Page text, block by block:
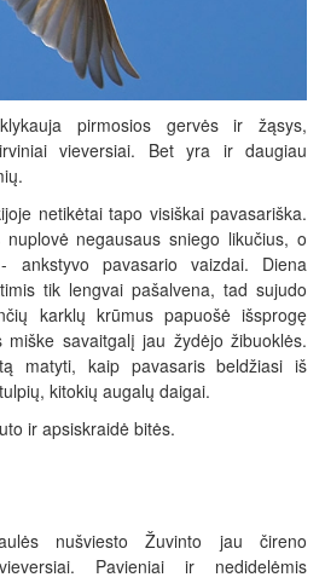
pirmosios gervės ir žąsys,
vieversiai. Bet yra ir daugiau
netikėtai tapo visiškai pavasariška.
negausaus sniego likučius, o
ankstyvo pavasario vaizdai. Diena
tik lengvai pašalvena, tad sujudo
karklų krūmus papuošė išsprogę
miške savaitgalį jau žydėjo žibuoklės.
matyti, kaip pavasaris beldžiasi iš
kitokių augalų daigai.
ir apsiskraidė bitės.
nušviesto Žuvinto jau čireno
Pavieniai ir nedidelėmis